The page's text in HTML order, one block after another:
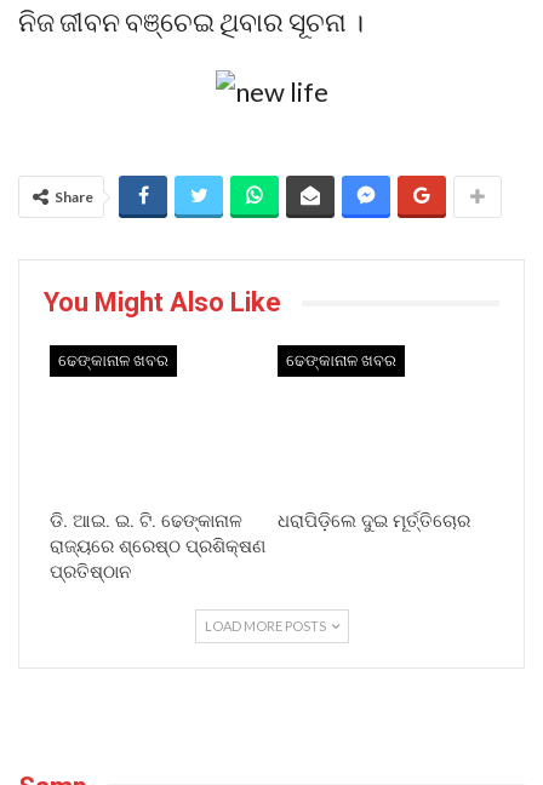
ନିଜ ଜୀବନ ବଞ୍ଚେଇ ଥିବାର ସୂଚନା ।
Share
You Might Also Like
ଢେଙ୍କାନାଳ ଖବର
ଡି. ଆଇ. ଇ. ଟି. ଢେଙ୍କାନାଳ
ରାଜ୍ୟରେ ଶ୍ରେଷ୍ଠ ପ୍ରଶିକ୍ଷଣ
ପ୍ରତିଷ୍ଠାନ
ଢେଙ୍କାନାଳ ଖବର
ଧରାପିଡ଼ିଲେ ଦୁଇ ମୂର୍ତ୍ତିଚୋର
LOAD MORE POSTS